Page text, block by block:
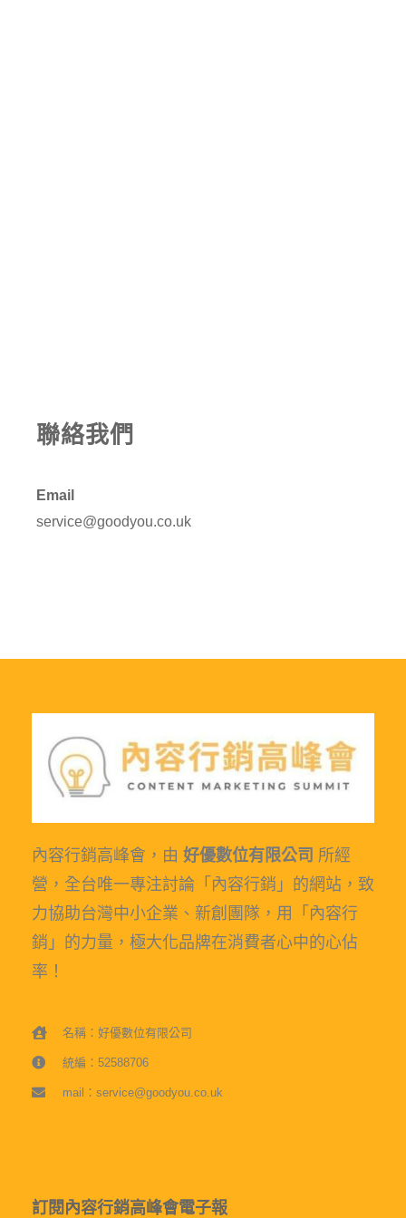
聯絡我們
Email
service@goodyou.co.uk
內容行銷高峰會，由 好優數位有限公司 所經
營，全台唯一專注討論「內容行銷」的網站，致
力協助台灣中小企業、新創團隊，用「內容行
銷」的力量，極大化品牌在消費者心中的心佔
率！
名稱：好優數位有限公司
統編：52588706
mail：service@goodyou.co.uk
訂閱內容行銷高峰會電子報